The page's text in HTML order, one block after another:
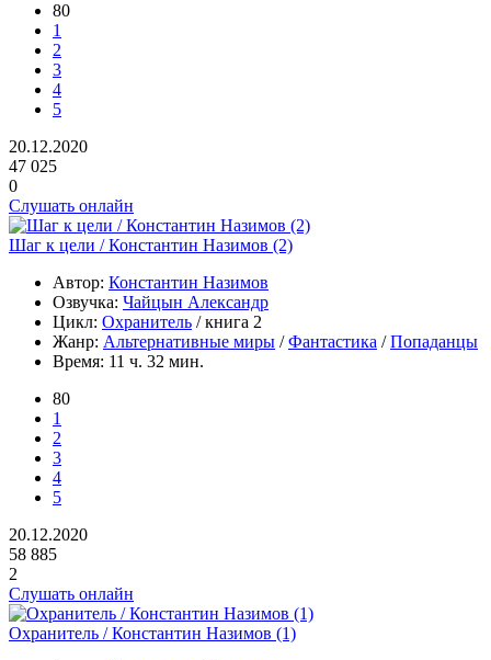
80
1
2
3
4
5
20.12.2020
47 025
0
Слушать онлайн
Шаг к цели / Константин Назимов (2)
Автор: Константин Назимов
Озвучка: Чайцын Александр
Цикл: Охранитель / книга 2
Жанр: Альтернативные миры /Фантастика /Попаданцы
Время: 11 ч. 32 мин.
80
1
2
3
4
5
20.12.2020
58 885
2
Слушать онлайн
Охранитель / Константин Назимов (1)